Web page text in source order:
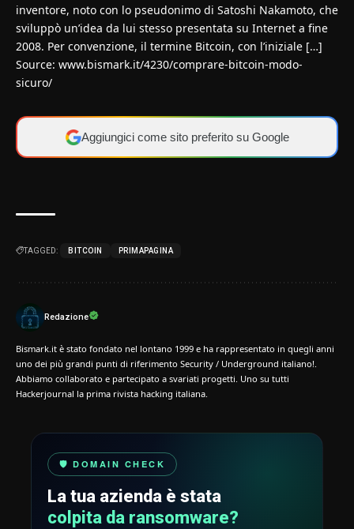
inventore, noto con lo pseudonimo di Satoshi Nakamoto, che
sviluppò un’idea da lui stesso presentata su Internet a fine
2008. Per convenzione, il termine Bitcoin, con l’iniziale […]
Source: www.bismark.it/4230/comprare-bitcoin-modo-
sicuro/
Aggiungici come sito preferito su Google
TAGGED: BITCOIN PRIMAPAGINA
Redazione
Bismark.it è stato fondato nel lontano 1999 e ha rappresentato in quegli anni
uno dei più grandi punti di riferimento Security / Underground italiano!.
Abbiamo collaborato e partecipato a svariati progetti. Uno su tutti
Hackerjournal la prima rivista hacking italiana.
🛡️ DOMAIN CHECK
La tua azienda è stata
colpita da ransomware?